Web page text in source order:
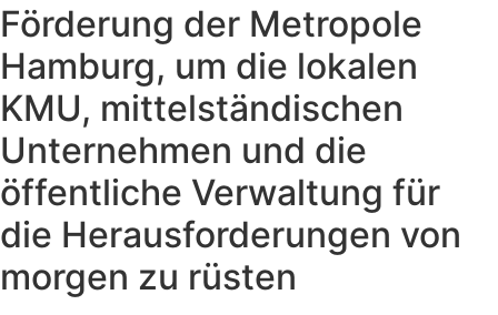
Förderung der Metropole
Hamburg, um die lokalen
KMU, mittelständischen
Unternehmen und die
öffentliche Verwaltung für
die Herausforderungen von
morgen zu rüsten